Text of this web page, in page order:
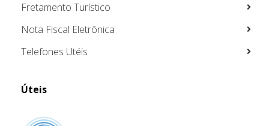
Fretamento Turístico
Nota Fiscal Eletrônica
Telefones Utéis
Úteis